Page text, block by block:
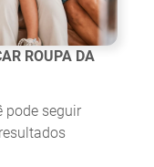
ROUPA DA
pode seguir